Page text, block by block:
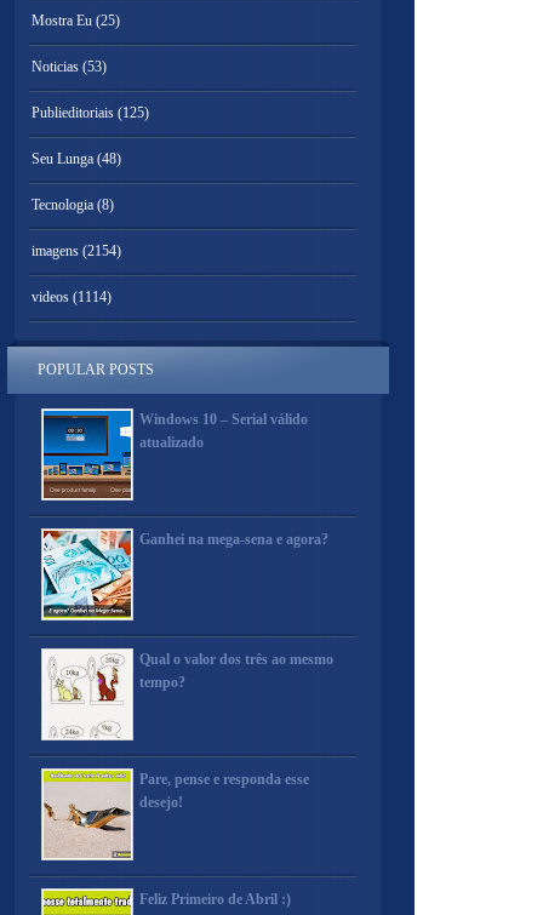
Mostra Eu (25)
Noticias (53)
Publieditoriais (125)
Seu Lunga (48)
Tecnologia (8)
imagens (2154)
videos (1114)
POPULAR POSTS
Windows 10 – Serial válido
atualizado
Ganhei na mega-sena e agora?
Qual o valor dos três ao mesmo
tempo?
Pare, pense e responda esse
desejo!
Feliz Primeiro de Abril :)